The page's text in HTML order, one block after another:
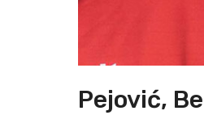
Pejović,